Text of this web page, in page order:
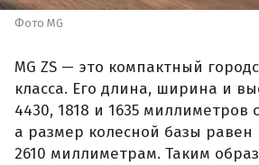
Фото MG
MG ZS — это компактный
класса. Его длина, ширина и
4430, 1818 и 1635 миллиметров
а размер колесной базы равен
2610 миллиметрам. Таким